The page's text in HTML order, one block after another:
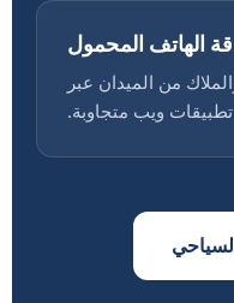
الهاتف المحمول
من الميدان عبر
تطبيقات ويب متجاوبة.